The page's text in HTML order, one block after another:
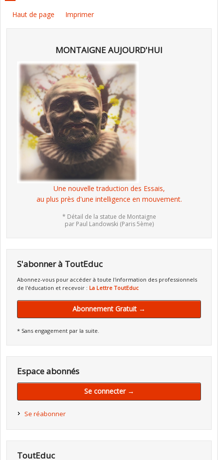
Haut de page Imprimer
MONTAIGNE AUJOURD'HUI
Une nouvelle traduction des Essais,
au plus près d'une intelligence en mouvement.
* Détail de la statue de Montaigne
par Paul Landowski (Paris 5ème)
S'abonner à ToutEduc
Abonnez-vous pour accéder à toute l'information des professionnels
de l'éducation et recevoir : La Lettre ToutEduc
Abonnement Gratuit →
* Sans engagement par la suite.
Espace abonnés
Se connecter →
Se réabonner
ToutEduc